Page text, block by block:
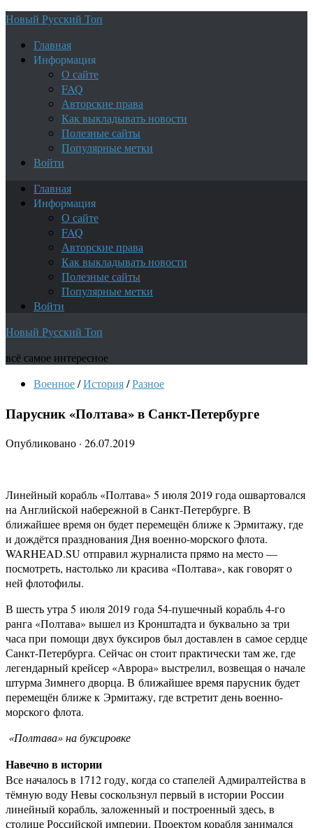
Новый Русский Топ
Главная
Информация
О сайте
FAQ
Авторские права
Как выкладывать новости
Полезные сайты
Популярные метки
Войти
Главная
Информация
О сайте
FAQ
Авторские права
Как выкладывать новости
Полезные сайты
Популярные метки
Войти
Новый Русский Топ
всё самое интересное
Военное/История/Разное
Парусник «Полтава» в Санкт-Петербурге
Опубликовано · 26.07.2019
Линейный корабль «Полтава» 5 июля 2019 года ошвартовался
на Английской набережной в Санкт-Петербурге. В
ближайшее время он будет перемещён ближе к Эрмитажу, где
и дождётся празднования Дня военно-морского флота.
WARHEAD.SU отправил журналиста прямо на место —
посмотреть, настолько ли красива «Полтава», как говорят о
ней флотофилы.
В шесть утра 5 июля 2019 года 54-пушечный корабль 4-го
ранга «Полтава» вышел из Кронштадта и буквально за три
часа при помощи двух буксиров был доставлен в самое сердце
Санкт-Петербурга. Сейчас он стоит практически там же, где
легендарный крейсер «Аврора» выстрелил, возвещая о начале
штурма Зимнего дворца. В ближайшее время парусник будет
перемещён ближе к Эрмитажу, где встретит день военно-
морского флота.
«Полтава» на буксировке
Навечно в истории
Все началось в 1712 году, когда со стапелей Адмиралтейства в
тёмную воду Невы соскользнул первый в истории России
линейный корабль, заложенный и построенный здесь, в
столице Российской империи. Проектом корабля занимался